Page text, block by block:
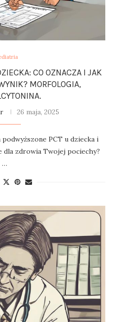
CO OZNACZA I JAK
MORFOLOGIA,
26 maja, 2025
podwyższone PCT u dziecka i
dla zdrowia Twojej pociechy?
…